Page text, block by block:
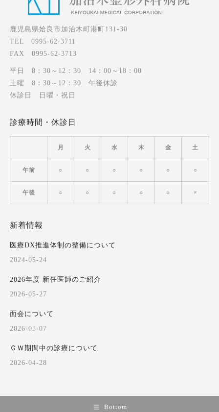
鹿児島県姶良市加治木町港町131-30
TEL 0995-62-3711
FAX 0995-62-3713
平日 8：30～12：30 14：00～18：00
土曜 8：30～12：30 午後休診
休診日 日曜・祝日
診療時間・休診日
月 火 水 木 金 土
午前 ○ ○ ○ ○ ○ ○
午後 ○ ○ ○ ○ ○ ×
新着情報
医療DX推進体制の整備について
2024-05-24
2026年度 新任医師のご紹介
2026-05-27
面会について
2026-05-07
ＧＷ期間中の診療について
2026-04-28
Bottom